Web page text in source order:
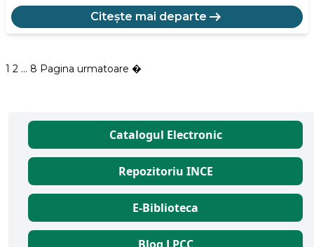
Citește mai departe arrow_right_alt
Posts
1 2 … 8 Pagina urmatoare �
Catalogul Electronic
Repozitoriu INCE
E-Biblioteca